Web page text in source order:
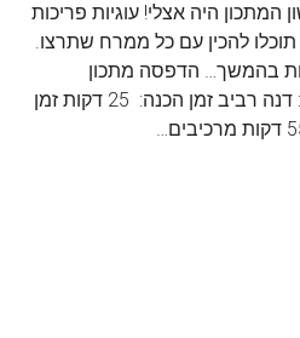
היה אצלי! עוגיות פריכות
להכין עם כל ממרח שתרצו.
בהמשך… הדפסה מתכון
לעוגיות רולדה פריכות מאת: דנה רביב זמן הכנה: 25 דקות זמן